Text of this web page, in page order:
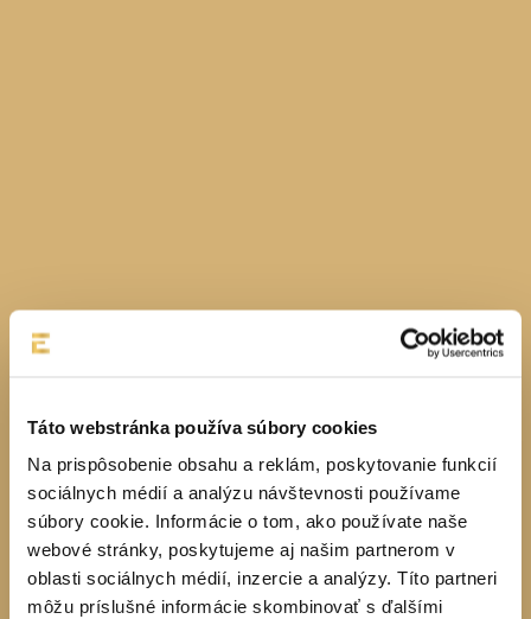
Táto webstránka používa súbory cookies
Na prispôsobenie obsahu a reklám, poskytovanie funkcií
sociálnych médií a analýzu návštevnosti používame
súbory cookie. Informácie o tom, ako používate naše
webové stránky, poskytujeme aj našim partnerom v
oblasti sociálnych médií, inzercie a analýzy. Títo partneri
môžu príslušné informácie skombinovať s ďalšími